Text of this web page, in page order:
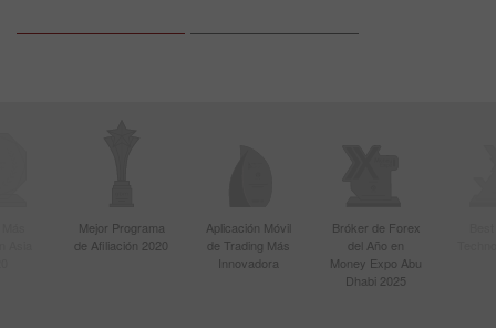
Mejor Programa
de Afiliación 2020
Aplicación Móvil
de Trading Más
Innovadora
Bróker de Forex
del Año en
Money Expo Abu
Dhabi 2025